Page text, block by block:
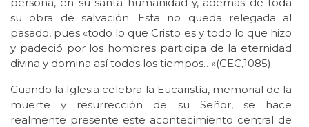
su obra de salvación. Esta no queda relegada al
pasado, pues «todo lo que Cristo es y todo lo que hizo
y padeció por los hombres participa de la eternidad
divina y domina así todos los tiempos…»(CEC,1085).
Cuando la Iglesia celebra la Eucaristía, memorial de la
muerte y resurrección de su Señor, se hace
realmente presente este acontecimiento central de